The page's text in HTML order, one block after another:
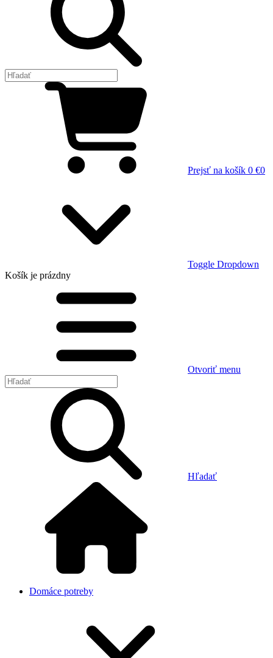
Prejsť na košík 0 €0
Toggle Dropdown
Košík je prázdny
Otvoriť menu
Hľadať
Domáce potreby